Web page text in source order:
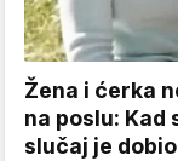
Žena i ćerka
na poslu: Kad
slučaj je